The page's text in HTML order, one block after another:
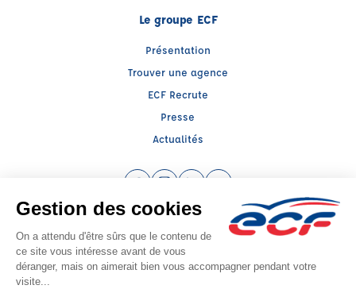
Le groupe ECF
Présentation
Trouver une agence
ECF Recrute
Presse
Actualités
Facebook (nouvelle fenêtre)
Instagram (nouvelle fenêtre)
LinkedIn (nouvelle fenêtre)
YouTube (nouvelle
Raison sociale : ECF CER CENTRE ATLANTIQUE - Capital social: 2500000€
SIREN: 312379266 - Numéro de TVA intracommunautaire: FR 52 312379266
Agrément n°E2008600050
Siège social : RN 11 - Rte de la Mothe Les Champs Dorés, LA CRECHE (79260) -